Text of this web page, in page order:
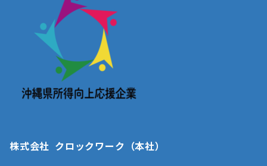
株式会社 クロックワーク（本社）